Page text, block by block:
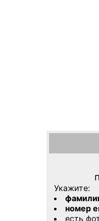
Укажите:
номер
есть